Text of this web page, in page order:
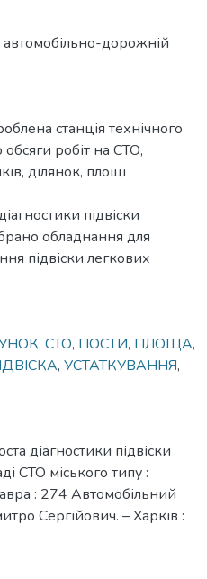
дорожній
станція технічного
робіт на СТО,
ділянок, площі
підвіски
обладнання для
підвіски легкових
, СТО, ПОСТИ, ПЛОЩА,
, УСТАТКУВАННЯ,
діагностики підвіски
СТО міського типу :
: 274 Автомобільний
Сергійович. – Харків :